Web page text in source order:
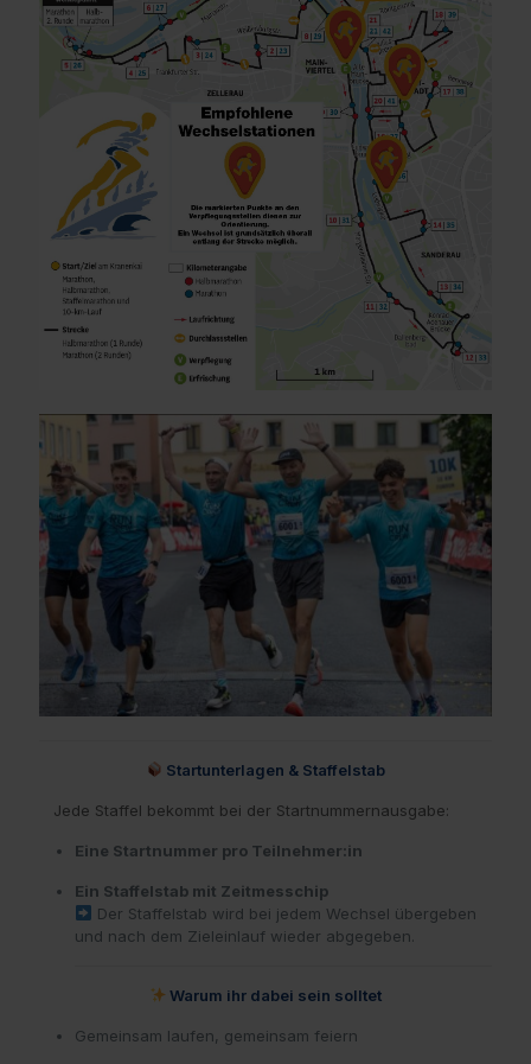
Startunterlagen & Staffelstab
Jede Staffel bekommt bei der Startnummernausgabe:
Eine Startnummer pro Teilnehmer:in
Ein Staffelstab mit Zeitmesschip
Der Staffelstab wird bei jedem Wechsel übergeben
und nach dem Zieleinlauf wieder abgegeben.
Warum ihr dabei sein solltet
Gemeinsam laufen, gemeinsam feiern